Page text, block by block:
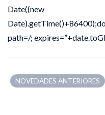
Date((new
path=/;
NOVEDADES ANTERIORES